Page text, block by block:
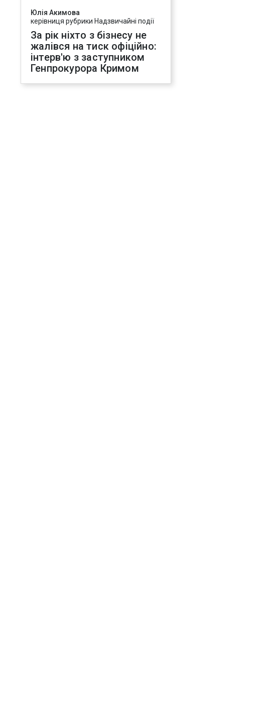
Юлія Акимова
керівниця рубрики Надзвичайні події
За рік ніхто з бізнесу не
жалівся на тиск офіційно:
інтерв'ю з заступником
Генпрокурора Кримом